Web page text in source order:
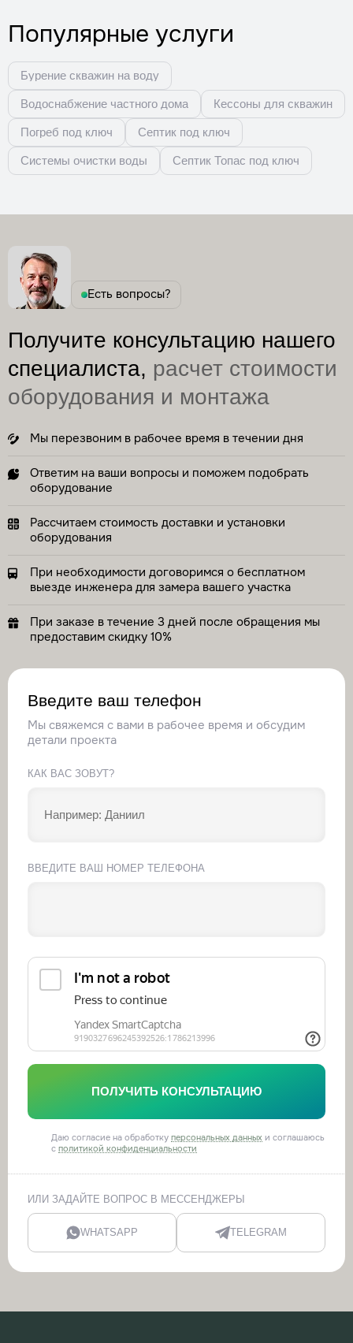
Популярные услуги
Бурение скважин на воду
Водоснабжение частного дома Кессоны для скважин
Погреб под ключ Септик под ключ
Системы очистки воды Септик Топас под ключ
Есть вопросы?
Получите консультацию нашего
специалиста, расчет стоимости
оборудования и монтажа
Мы перезвоним в рабочее время в течении дня
Ответим на ваши вопросы и поможем подобрать
оборудование
Рассчитаем стоимость доставки и установки
оборудования
При необходимости договоримся о бесплатном
выезде инженера для замера вашего участка
При заказе в течение 3 дней после обращения мы
предоставим скидку 10%
Введите ваш телефон
Мы свяжемся с вами в рабочее время и обсудим
детали проекта
КАК ВАС ЗОВУТ?
ВВЕДИТЕ ВАШ НОМЕР ТЕЛЕФОНА
ПОЛУЧИТЬ КОНСУЛЬТАЦИЮ
Даю согласие на обработку персональных данных и соглашаюсь
с политикой конфиденциальности
ИЛИ ЗАДАЙТЕ ВОПРОС В МЕССЕНДЖЕРЫ
WHATSAPP TELEGRAM